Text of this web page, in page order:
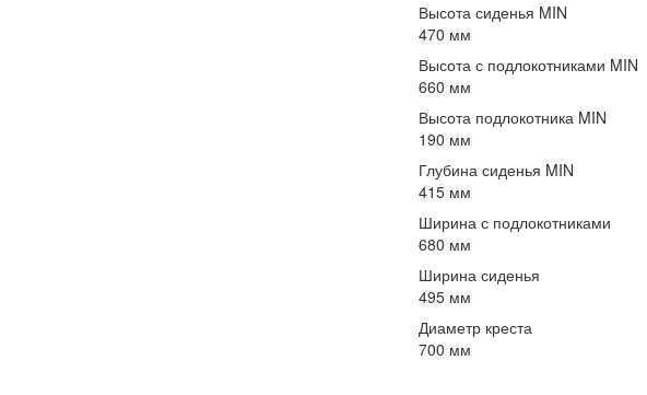
Высота сиденья MIN
470 мм
Высота с подлокотниками MIN
660 мм
Высота подлокотника MIN
190 мм
Глубина сиденья MIN
415 мм
Ширина с подлокотниками
680 мм
Ширина сиденья
495 мм
Диаметр креста
700 мм